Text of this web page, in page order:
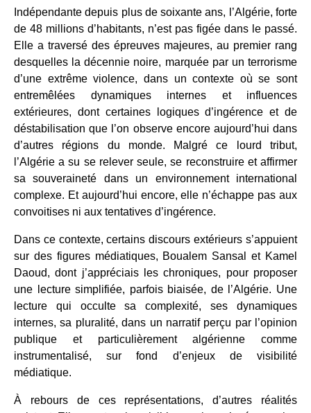
Indépendante depuis plus de soixante ans, l’Algérie, forte
de 48 millions d’habitants, n’est pas figée dans le passé.
Elle a traversé des épreuves majeures, au premier rang
desquelles la décennie noire, marquée par un terrorisme
d’une extrême violence, dans un contexte où se sont
entremêlées dynamiques internes et influences
extérieures, dont certaines logiques d’ingérence et de
déstabilisation que l’on observe encore aujourd’hui dans
d’autres régions du monde. Malgré ce lourd tribut,
l’Algérie a su se relever seule, se reconstruire et affirmer
sa souveraineté dans un environnement international
complexe. Et aujourd’hui encore, elle n’échappe pas aux
convoitises ni aux tentatives d’ingérence.
Dans ce contexte, certains discours extérieurs s’appuient
sur des figures médiatiques, Boualem Sansal et Kamel
Daoud, dont j’appréciais les chroniques, pour proposer
une lecture simplifiée, parfois biaisée, de l’Algérie. Une
lecture qui occulte sa complexité, ses dynamiques
internes, sa pluralité, dans un narratif perçu par l’opinion
publique et particulièrement algérienne comme
instrumentalisé, sur fond d’enjeux de visibilité
médiatique.
À rebours de ces représentations, d’autres réalités